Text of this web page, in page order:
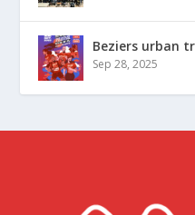
Beziers urban
Sep 28, 2025